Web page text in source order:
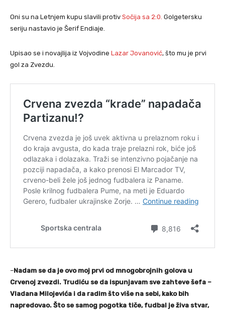
Oni su na Letnjem kupu slavili protiv Sočija sa 2:0. Golgetersku
seriju nastavio je Šerif Endiaje.
Upisao se i novajlija iz Vojvodine Lazar Jovanović, što mu je prvi
gol za Zvezdu.
–Nadam se da je ovo moj prvi od mnogobrojnih golova u
Crvenoj zvezdi. Trudiću se da ispunjavam sve zahteve šefa –
Vladana Milojevića i da radim što više na sebi, kako bih
napredovao. Što se samog pogotka tiče, fudbal je živa stvar,